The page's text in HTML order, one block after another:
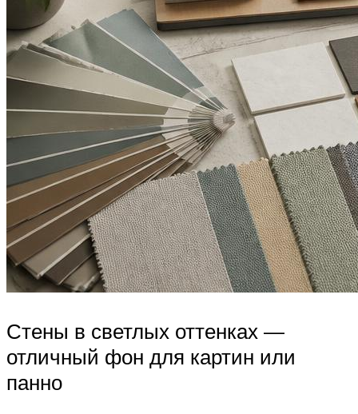
Стены в светлых оттенках —
отличный фон для картин или
панно